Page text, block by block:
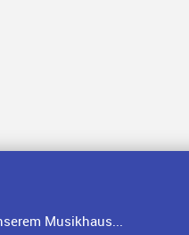
Musikhaus...